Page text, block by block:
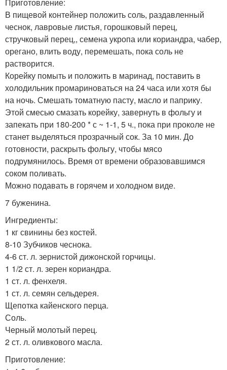
Приготовление:
В пищевой контейнер положить соль, раздавленный
чеснок, лавровые листья, горошковый перец,
стручковый перец,, семена укропа или кориандра, чабер,
орегано, влить воду, перемешать, пока соль не
растворится.
Корейку помыть и положить в маринад, поставить в
холодильник промариноваться на 24 часа или хотя бы
на ночь. Смешать томатную пасту, масло и паприку.
Этой смесью смазать корейку, завернуть в фольгу и
запекать при 180-200 * с ~ 1-1, 5 ч., пока при проколе не
станет выделяться прозрачный сок. За 10 мин. До
готовности, раскрыть фольгу, чтобы мясо
подрумянилось. Время от времени образовавшимся
соком поливать.
Можно подавать в горячем и холодном виде.
7 буженина.
Ингредиенты:
1 кг свинины без костей.
8-10 Зубчиков чеснока.
4-6 ст. л. зернистой дижонской горчицы.
1 1/2 ст. л. зерен кориандра.
1 ст. л. фенхеля.
1 ст. л. семян сельдерея.
Щепотка кайенского перца.
Соль.
Черный молотый перец.
2 ст. л. оливкового масла.
Приготовление: